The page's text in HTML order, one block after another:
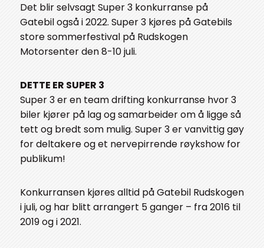
Det blir selvsagt Super 3 konkurranse på
Gatebil også i 2022. Super 3 kjøres på Gatebils
store sommerfestival på Rudskogen
Motorsenter den 8-10 juli.
DETTE ER SUPER 3
Super 3 er en team drifting konkurranse hvor 3
biler kjører på lag og samarbeider om å ligge så
tett og bredt som mulig. Super 3 er vanvittig gøy
for deltakere og et nervepirrende røykshow for
publikum!
Konkurransen kjøres alltid på Gatebil Rudskogen
i juli, og har blitt arrangert 5 ganger – fra 2016 til
2019 og i 2021.